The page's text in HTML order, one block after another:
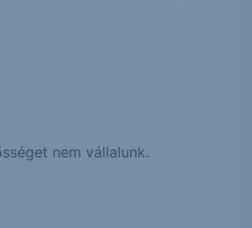
nem vállalunk.